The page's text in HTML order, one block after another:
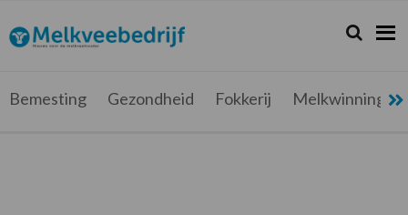
de
hoofdnavigatie
de
hoofd
de
eerste
de
voettekst
Melkveebedrijf.be
Nieuws
melkveehouder
Zoeken...
Zoek
Bemesting Gezondheid Fokkerij Melkwinning